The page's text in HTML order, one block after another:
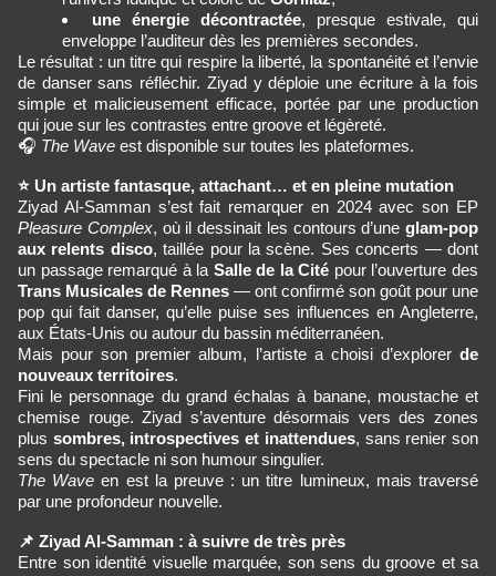
une énergie décontractée, presque estivale, qui
enveloppe l’auditeur dès les premières secondes.
Le résultat : un titre qui respire la liberté, la spontanéité et l’envie
de danser sans réfléchir. Ziyad y déploie une écriture à la fois
simple et malicieusement efficace, portée par une production
qui joue sur les contrastes entre groove et légèreté.
🎧 The Wave est disponible sur toutes les plateformes.
Un artiste fantasque, attachant… et en pleine mutation
Pleasure Complex, où il dessinait les contours d’une glam‑pop
aux relents disco, taillée pour la scène. Ses concerts — dont
un passage remarqué à la Salle de la Cité
Trans Musicales de Rennes — ont confirmé son goût pour une
pop qui fait danser, qu’elle puise ses influences en Angleterre,
aux États‑Unis ou autour du bassin méditerranéen.
Mais pour son premier album, l’artiste a choisi d’explorer de
nouveaux territoires.
Fini le personnage du grand échalas à banane, moustache et
chemise rouge. Ziyad s’aventure désormais vers des zones
plus sombres, introspectives et inattendues, sans renier son
sens du spectacle ni son humour singulier.
The Wave en est la preuve : un titre lumineux, mais traversé
par une profondeur nouvelle.
Ziyad Al‑Samman : à suivre de très près
Entre son identité visuelle marquée, son sens du groove et sa